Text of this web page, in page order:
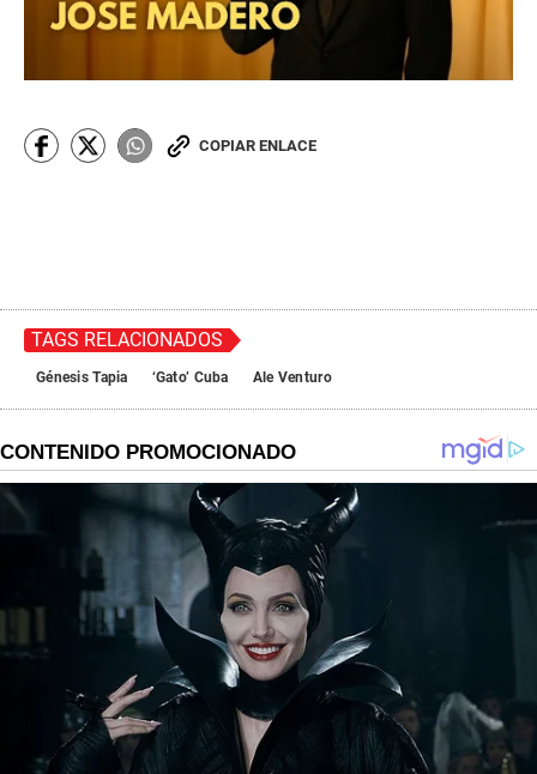
COPIAR ENLACE
TAGS RELACIONADOS
Génesis Tapia ‘Gato’ Cuba Ale Venturo